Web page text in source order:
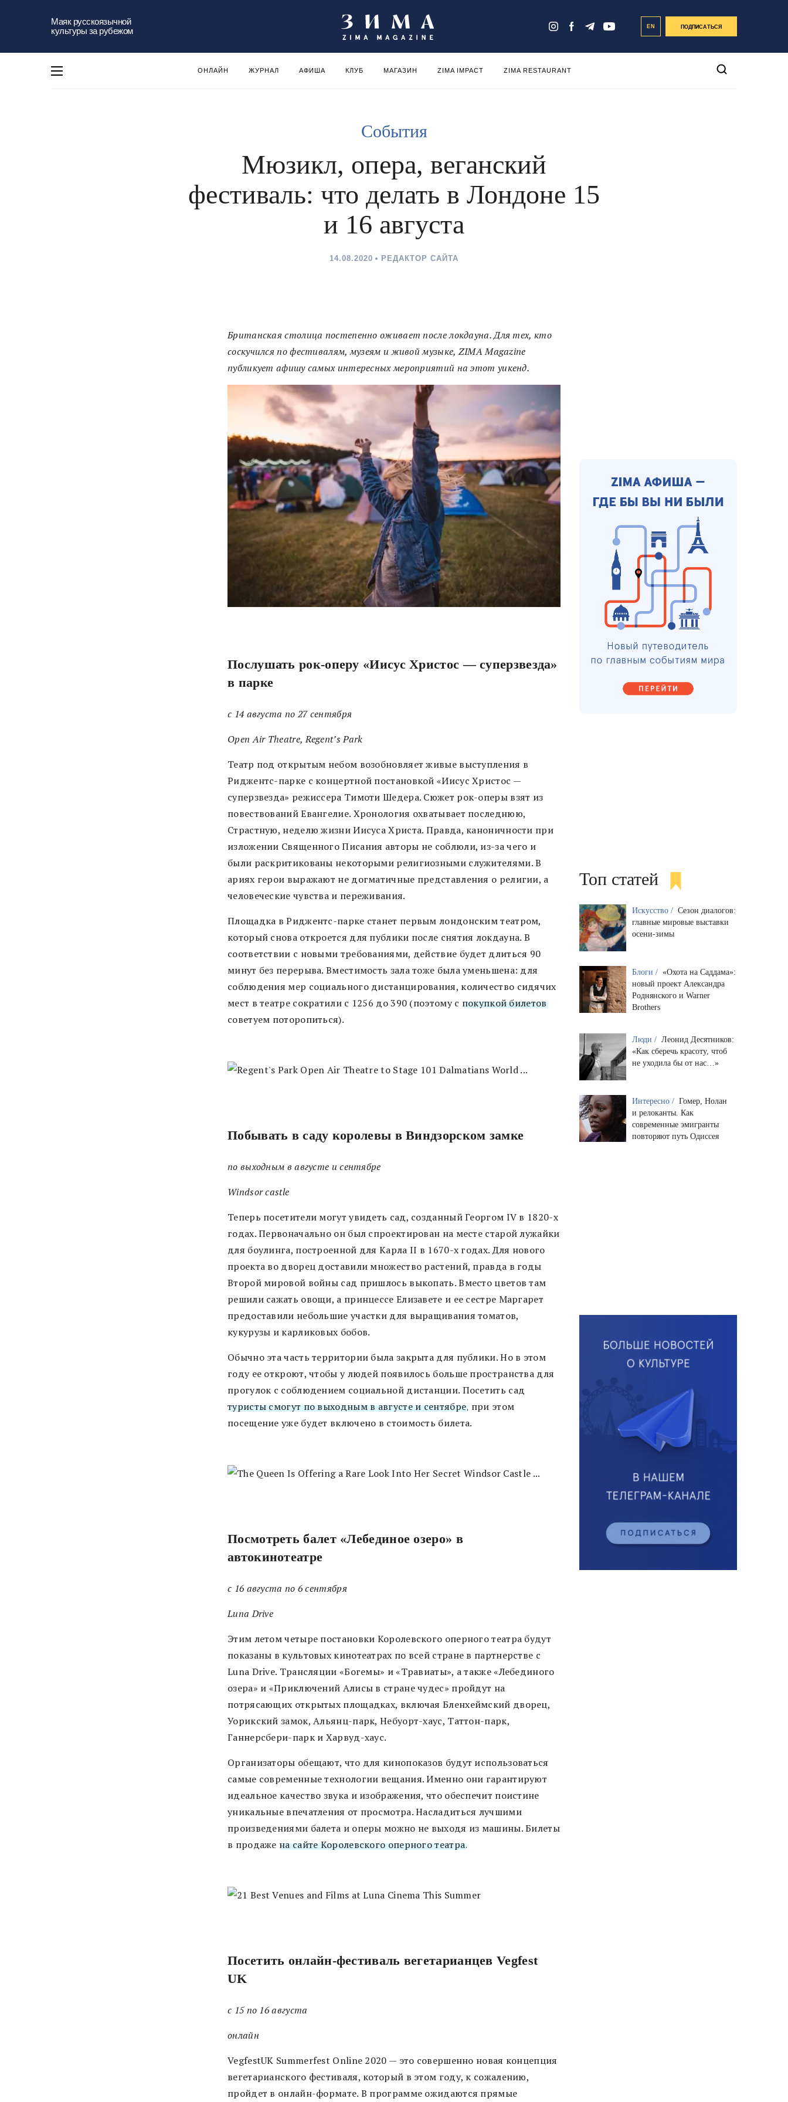
Маяк русскоязычной
культуры за рубежом
EN ПОДПИСАТЬСЯ
ОНЛАЙН ЖУРНАЛ АФИША КЛУБ МАГАЗИН ZIMA IMPACT ZIMA RESTAURANT
События
Мюзикл, опера, веганский
фестиваль: что делать в Лондоне 15
и 16 августа
14.08.2020 РЕДАКТОР САЙТА
Британская столица постепенно оживает после локдауна. Для тех, кто
соскучился по фестивалям, музеям и живой музыке, ZIMA Magazine
публикует афишу самых интересных мероприятий на этот уикенд.
Послушать рок-оперу «Иисус Христос — суперзвезда»
в парке
с 14 августа по 27 сентября
Open Air Theatre,Regent’s Park
Театр под открытым небом возобновляет живые выступления в
Риджентс-парке с концертной постановкой «Иисус Христос —
суперзвезда» режиссера Тимоти Шедера. Сюжет рок-оперы взят из
повествований Евангелие. Хронология охватывает последнюю,
Страстную, неделю жизни Иисуса Христа. Правда, каноничности при
изложении Священного Писания авторы не соблюли, из-за чего и
были раскритикованы некоторыми религиозными служителями. В
ариях герои выражают не догматичные представления о религии, а
человеческие чувства и переживания.
Площадка в Риджентс-парке станет первым лондонским театром,
который снова откроется для публики после снятия локдауна. В
соответствии с новыми требованиями, действие будет длиться 90
минут без перерыва. Вместимость зала тоже была уменьшена: для
соблюдения мер социального дистанцирования, количество сидячих
мест в театре сократили с 1256 до 390 (поэтому с покупкой билетов
советуем поторопиться).
Побывать в саду королевы в Виндзорском замке
по выходным в августе и сентябре
Windsor castle
Теперь посетители могут увидеть сад, созданный Георгом IV в 1820-х
годах. Первоначально он был спроектирован на месте старой лужайки
для боулинга, построенной для Карла II в 1670-х годах. Для нового
проекта во дворец доставили множество растений, правда в годы
Второй мировой войны сад пришлось выкопать. Вместо цветов там
решили сажать овощи, а принцессе Елизавете и ее сестре Маргарет
предоставили небольшие участки для выращивания томатов,
кукурузы и карликовых бобов.
Обычно эта часть территории была закрыта для публики. Но в этом
году ее откроют, чтобы у людей появилось больше пространства для
прогулок с соблюдением социальной дистанции. Посетить сад
туристы смогут по выходным в августе и сентябре, при этом
посещение уже будет включено в стоимость билета.
Посмотреть балет «Лебединое озеро» в
автокинотеатре
с 16 августа по 6 сентября
Luna Drive
Этим летом четыре постановки Королевского оперного театра будут
показаны в культовых кинотеатрах по всей стране в партнерстве с
Luna Drive. Трансляции «Богемы» и «Травиаты», а также «Лебединого
озера» и «Приключений Алисы в стране чудес» пройдут на
потрясающих открытых площадках, включая Бленхеймский дворец,
Уорикский замок, Альянц-парк, Небуорт-хаус, Таттон-парк,
Ганнерсбери-парк и Харвуд-хаус.
Организаторы обещают, что для кинопоказов будут использоваться
самые современные технологии вещания. Именно они гарантируют
идеальное качество звука и изображения, что обеспечит поистине
уникальные впечатления от просмотра. Насладиться лучшими
произведениями балета и оперы можно не выходя из машины. Билеты
в продаже на сайте Королевского оперного театра.
Посетить онлайн-фестиваль вегетарианцев Vegfest
UK
с 15 по 16 августа
онлайн
VegfestUK Summerfest Online 2020 — это совершенно новая концепция
вегетарианского фестиваля, который в этом году, к сожалению,
пройдет в онлайн-формате. В программе ожидаются прямые
Топ статей
Искусство / Сезон диалогов:
главные мировые выставки
осени-зимы
Блоги / «Охота на Саддама»:
новый проект Александра
Роднянского и Warner
Brothers
Люди / Леонид Десятников:
«Как сберечь красоту, чтоб
не уходила бы от нас…»
Интересно / Гомер, Нолан
и релоканты. Как
современные эмигранты
повторяют путь Одиссея